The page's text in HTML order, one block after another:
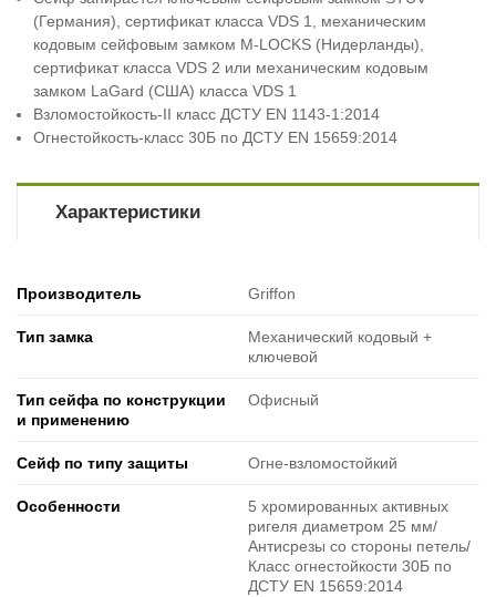
(Германия), сертификат класса VDS 1, механическим
кодовым сейфовым замком M-LOCKS (Нидерланды),
сертификат класса VDS 2 или механическим кодовым
замком LaGard (США) класса VDS 1
Взломостойкость-II класс ДСТУ EN 1143-1:2014
Огнестойкость-класс 30Б по ДСТУ EN 15659:2014
Характеристики
Производитель Griffon
Тип замка
Механический кодовый +
ключевой
Тип сейфа по конструкции
и применению
Офисный
Сейф по типу защиты Огне-взломостойкий
Особенности
5 хромированных активных
ригеля диаметром 25 мм/
Антисрезы со стороны петель/
Класс огнестойкости 30Б по
ДСТУ EN 15659:2014